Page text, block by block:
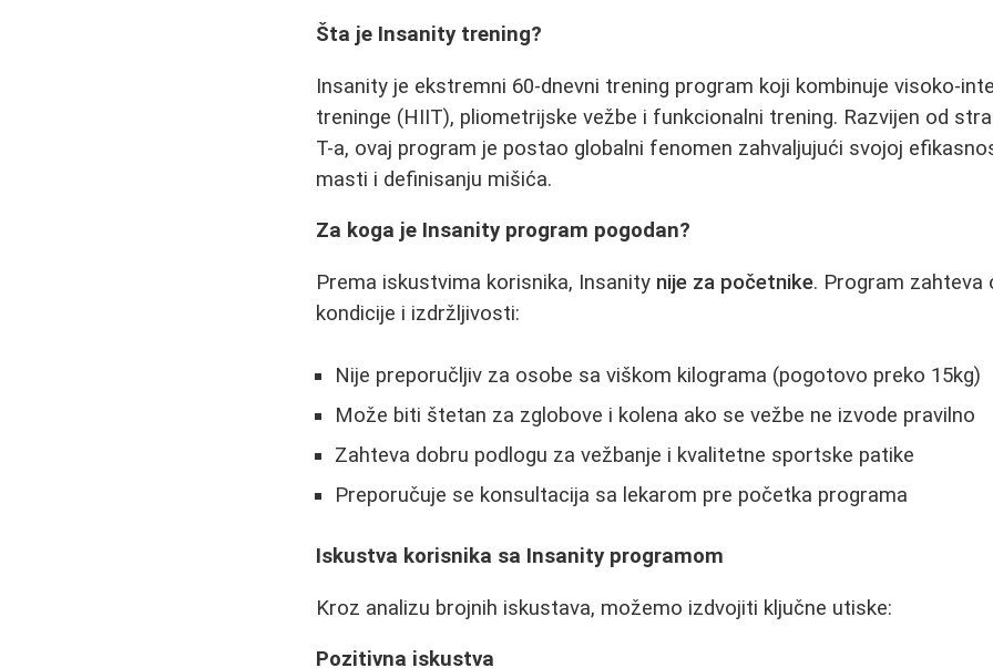
Šta je Insanity trening?
Insanity je ekstremni 60-dnevni trening program koji kombinuje visoko-
treninge (HIIT), pliometrijske vežbe i funkcionalni trening. Razvijen od
T-a, ovaj program je postao globalni fenomen zahvaljujući svojoj
masti i definisanju mišića.
Za koga je Insanity program pogodan?
Prema iskustvima korisnika, Insanity nije za početnike. Program zahteva
kondicije i izdržljivosti:
Nije preporučljiv za osobe sa viškom kilograma (pogotovo preko 15kg)
Može biti štetan za zglobove i kolena ako se vežbe ne izvode pravilno
Zahteva dobru podlogu za vežbanje i kvalitetne sportske patike
Preporučuje se konsultacija sa lekarom pre početka programa
Iskustva korisnika sa Insanity programom
Kroz analizu brojnih iskustava, možemo izdvojiti ključne utiske:
Pozitivna iskustva